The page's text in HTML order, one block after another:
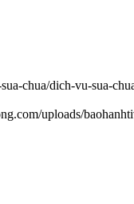
chua/dich-vu-sua-
uploads/